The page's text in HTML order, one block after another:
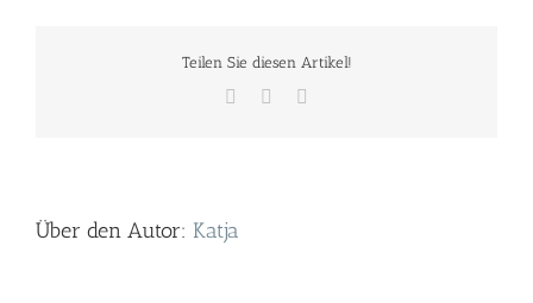
Teilen Sie diesen Artikel!
Facebook
Twitter
Über den Autor: Katja